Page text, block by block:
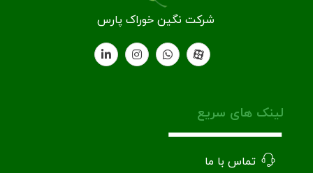
شرکت نگین خوراک پارس
لینک های سریع
تماس با ما